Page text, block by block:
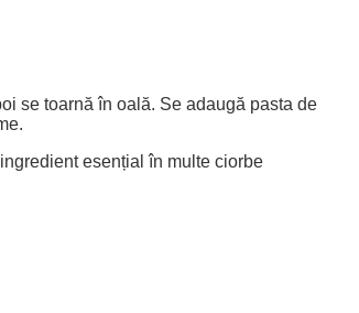
se toarnă în oală. Se adaugă pasta de
esențial în multe ciorbe